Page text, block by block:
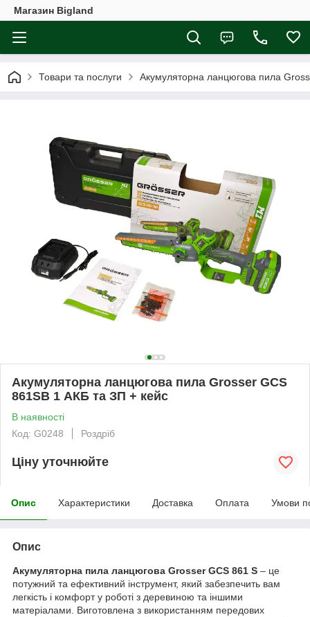
Магазин Bigland
Товари та послуги Акумуляторна ланцюгова пила
Акумуляторна ланцюгова пила Grosser GCS
861SB 1 АКБ та ЗП + кейс
В наявності
Код: G0248
Роздріб
Ціну уточнюйте
Опис Характеристики Доставка Оплата Умови
Опис
Акумуляторна пила ланцюгова Grosser GCS 861 S – це
потужний та ефективний інструмент, який забезпечить вам
легкість і комфорт у роботі з деревиною та іншими
матеріалами. Виготовлена з використанням передових